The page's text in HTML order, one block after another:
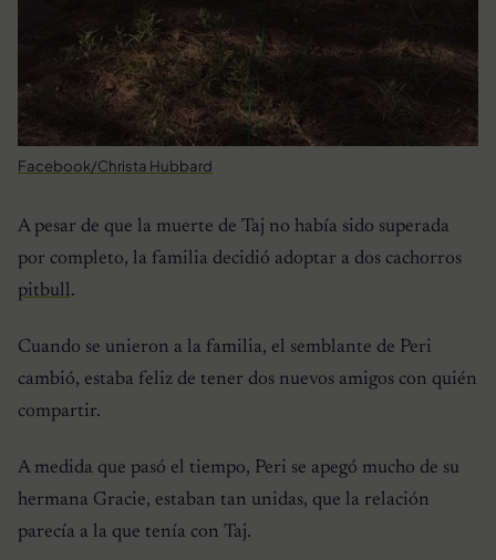
Facebook/Christa Hubbard
A pesar de que la muerte de Taj no había sido superada
por completo, la familia decidió adoptar a dos cachorros
pitbull.
Cuando se unieron a la familia, el semblante de Peri
cambió, estaba feliz de tener dos nuevos amigos con quién
compartir.
A medida que pasó el tiempo, Peri se apegó mucho de su
hermana Gracie, estaban tan unidas, que la relación
parecía a la que tenía con Taj.